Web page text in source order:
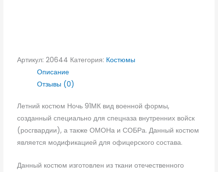
Артикул: 20644 Категория: Костюмы
Описание
Отзывы (0)
Летний костюм Ночь 91МК вид военной формы,
созданный специально для спецназа внутренних войск
(росгвардии), а также ОМОНа и СОБРа. Данный костюм
является модификацией для офицерского состава.
Данный костюм изготовлен из ткани отечественного